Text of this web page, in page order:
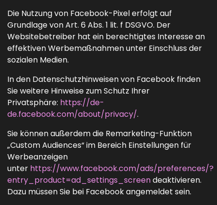
Die Nutzung von Facebook-Pixel erfolgt auf
Grundlage von Art. 6 Abs. 1 lit. f DSGVO. Der
Websitebetreiber hat ein berechtigtes Interesse an
effektiven Werbemaßnahmen unter Einschluss der
sozialen Medien.
In den Datenschutzhinweisen von Facebook finden
Sie weitere Hinweise zum Schutz Ihrer
Privatsphäre: https://de-
de.facebook.com/about/privacy/.
Sie können außerdem die Remarketing-Funktion
„Custom Audiences“ im Bereich Einstellungen für
Werbeanzeigen
unter https://www.facebook.com/ads/preferences/?
entry_product=ad_settings_screendeaktivieren.
Dazu müssen Sie bei Facebook angemeldet sein.